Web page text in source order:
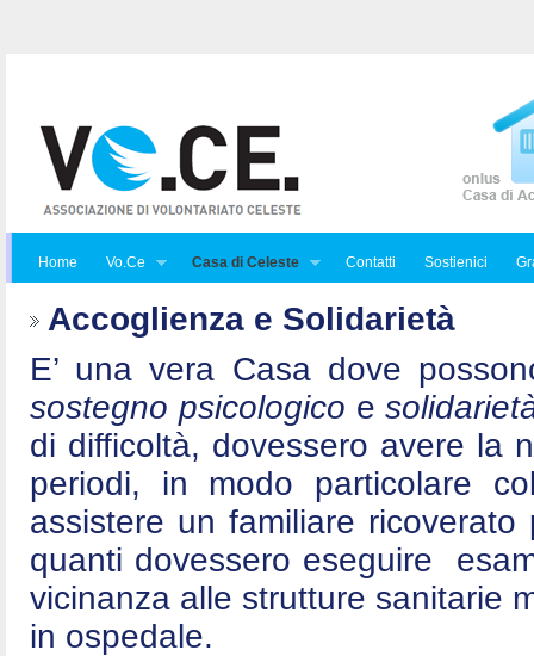
Home Vo.Ce Casa di Celeste Contatti Sostienici
Accoglienza e Solidarietà
E’ una vera Casa dove
sostegno psicologico e
di difficoltà, dovessero avere la
periodi, in modo particolare
assistere un familiare
quanti dovessero eseguire
vicinanza alle strutture sanitarie
in ospedale.